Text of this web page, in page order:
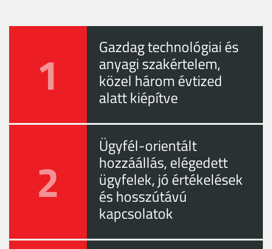
1 Gazdag technológiai és
anyagi szakértelem,
közel három évtized
alatt kiépítve
2
Ügyfél-orientált
hozzáállás, elégedett
ügyfelek, jó értékelések
és hosszútávú
kapcsolatok